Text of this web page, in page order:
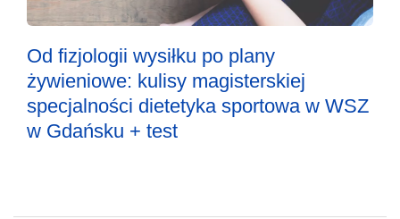
Od fizjologii wysiłku po plany
żywieniowe: kulisy magisterskiej
specjalności dietetyka sportowa w WSZ
w Gdańsku + test